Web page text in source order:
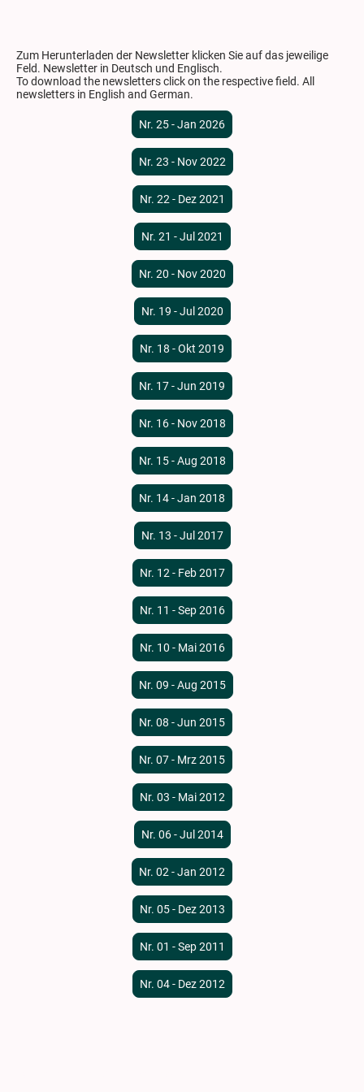
Zum Herunterladen der Newsletter klicken Sie auf das jeweilige
Feld. Newsletter in Deutsch und Englisch.
To download the newsletters click on the respective field. All
newsletters in English and German.
Nr. 25 - Jan 2026
Nr. 23 - Nov 2022
Nr. 22 - Dez 2021
Nr. 21 - Jul 2021
Nr. 20 - Nov 2020
Nr. 19 - Jul 2020
Nr. 18 - Okt 2019
Nr. 17 - Jun 2019
Nr. 16 - Nov 2018
Nr. 15 - Aug 2018
Nr. 14 - Jan 2018
Nr. 13 - Jul 2017
Nr. 12 - Feb 2017
Nr. 11 - Sep 2016
Nr. 10 - Mai 2016
Nr. 09 - Aug 2015
Nr. 08 - Jun 2015
Nr. 07 - Mrz 2015
Nr. 03 - Mai 2012
Nr. 06 - Jul 2014
Nr. 02 - Jan 2012
Nr. 05 - Dez 2013
Nr. 01 - Sep 2011
Nr. 04 - Dez 2012